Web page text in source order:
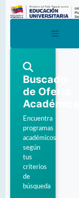
Buscador
de Oferta
Académica
Encuentra
programas
académicos
según
tus
criterios
de
búsqueda